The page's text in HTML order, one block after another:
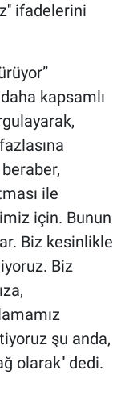
ifadelerini
kapsamlı
ile
için. Bunun
Biz kesinlikle
Biz
şu anda,
olarak'' dedi.